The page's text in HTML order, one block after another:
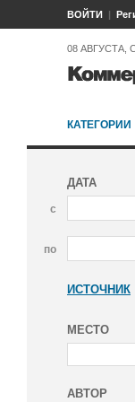
ВОЙТИ
08 АВГУСТА,
КАТЕГОРИИ
ДАТА
с
по
ИСТОЧНИК
МЕСТО
АВТОР